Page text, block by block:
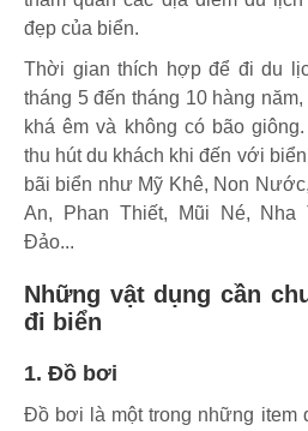
đẹp của biển.
Thời gian thích hợp để đi du
tháng 5 đến tháng 10 hàng
khá êm và không có bão
thu hút du khách khi đến với
bãi biển như Mỹ Khê, Non
An, Phan Thiết, Mũi Né, Nha
Đảo...
Những vật dụng cần
đi biển
1. Đồ bơi
Đồ bơi là một trong những item